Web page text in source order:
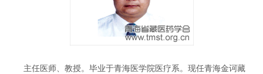
主任医师、教授。毕业于青海医学院医疗系。现任青海金诃藏